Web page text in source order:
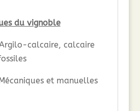
du vignoble
calcaire, calcaire
et manuelles